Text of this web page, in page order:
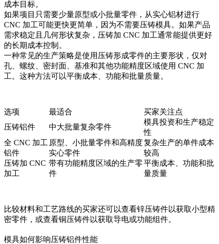
成本目标。
如果项目只需要少量原型或小批量零件，从实心铝材进行
CNC 加工可能更快更简单，因为不需要压铸模具。如果产品
需求稳定且几何形状复杂，压铸加 CNC 加工通常能提供更好
的长期成本控制。
一种常见的生产策略是使用压铸形成零件的主要形状，仅对
孔、螺纹、密封面、基准和其他功能精度区域使用 CNC 加
工。这种方法可以平衡成本、功能和批量质量。
选项 最适合
买家关注点
压铸铝件
中大批量复杂零件
模具投资和生产稳定
性
全 CNC 加工
铝件
原型、小批量零件和高精度
实心零件
复杂生产的单件成本
较高
压铸加 CNC
加工
带有功能精度区域的生产零
件
平衡成本、功能和批
量质量
比较材料和工艺路线的买家还可以查看锌压铸件以获取小型精
密零件，或查看铜压铸件以获取导电或功能组件。
模具如何影响压铸铝件性能